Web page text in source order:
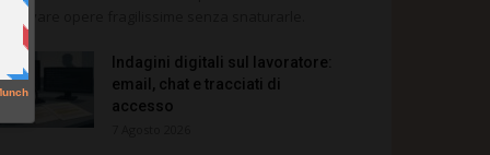
Indagini digitali sul lavoratore:
email, chat e tracciati di
accesso